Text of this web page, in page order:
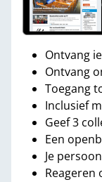
Ontvang
Ontvang
Toegang
Inclusief
Geef 3
Een
Je
Reageren